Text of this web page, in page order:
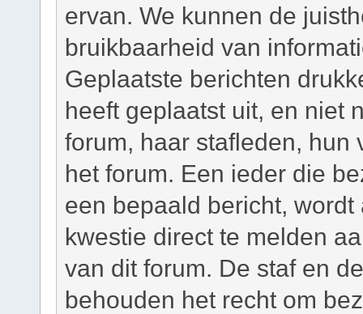
ervan. We kunnen de
bruikbaarheid van
Geplaatste berichten
heeft geplaatst uit, en niet
forum, haar stafleden, hun
het forum. Een ieder die
een bepaald bericht,
kwestie direct te melden
van dit forum. De staf en
behouden het recht om